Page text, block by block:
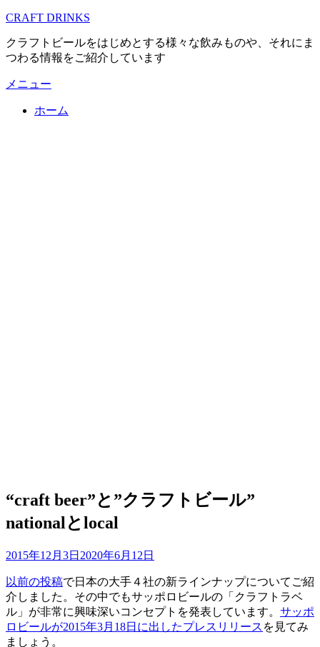
コ
テ
ン
ツ
へ
CRAFT DRINKS
クラフトビールをはじめとする様々な飲みものや、それにま
つわる情報をご紹介しています
メニュー
ホーム
“craft beer”と”クラフトビール”
nationalとlocal
投稿者master
投
日:
2015年12月3日 2020年6月12日
以前の投稿で日本の大手４社の新ラインナップについてご紹
介しました。その中でもサッポロビールの「クラフトラベ
ル」が非常に興味深いコンセプトを発表しています。 サッポ
ロビールが2015年3月18日に出したプレスリリース を見てみ
ましょう。